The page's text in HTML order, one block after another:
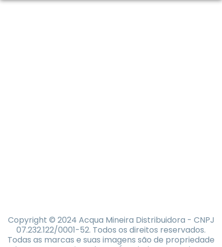
Copyright © 2024 Acqua Mineira Distribuidora - CNPJ
07.232.122/0001-52. Todos os direitos reservados.
Todas as marcas e suas imagens são de propriedade